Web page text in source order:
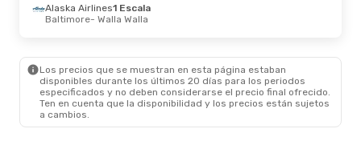
Alaska Airlines1 Escala
Baltimore- Walla Walla
Los precios que se muestran en esta página estaban
disponibles durante los últimos 20 días para los periodos
especificados y no deben considerarse el precio final ofrecido.
Ten en cuenta que la disponibilidad y los precios están sujetos
a cambios.